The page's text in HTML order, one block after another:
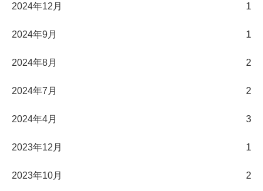
2024年12月 1
2024年9月 1
2024年8月 2
2024年7月 2
2024年4月 3
2023年12月 1
2023年10月 2